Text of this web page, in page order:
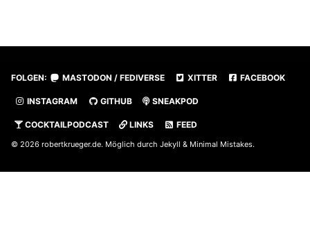
FOLGEN: MASTODON / FEDIVERSE XITTER FACEBOOK
INSTAGRAM GITHUB SNEAKPOD
COCKTAILPODCAST LINKS FEED
© 2026 robertkrueger.de. Möglich durch Jekyll & Minimal Mistakes.